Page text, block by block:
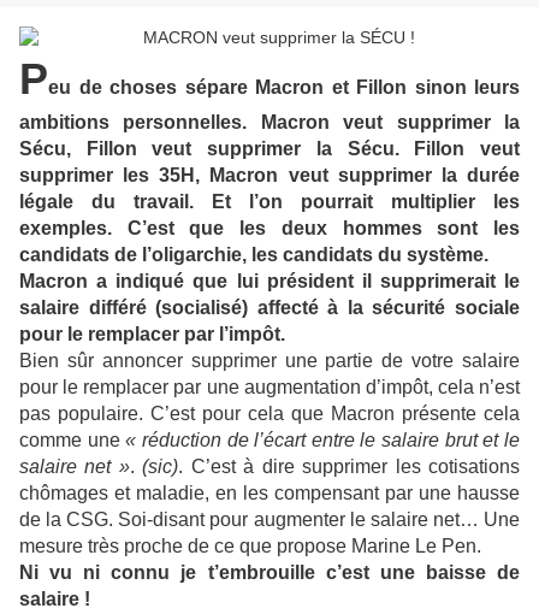
Peu de choses sépare Macron et Fillon sinon leurs
ambitions personnelles. Macron veut supprimer la
Sécu, Fillon veut supprimer la Sécu. Fillon veut
supprimer les 35H, Macron veut supprimer la durée
légale du travail. Et l’on pourrait multiplier les
exemples. C’est que les deux hommes sont les
candidats de l’oligarchie, les candidats du système.
Macron a indiqué que lui président il supprimerait le
salaire différé (socialisé) affecté à la sécurité sociale
pour le remplacer par l’impôt.
Bien sûr annoncer supprimer une partie de votre salaire
pour le remplacer par une augmentation d’impôt, cela n’est
pas populaire. C’est pour cela que Macron présente cela
comme une« réduction de l’écart entre le salaire brut et le
salaire net ».(sic). C’est à dire supprimer les cotisations
chômages et maladie, en les compensant par une hausse
de la CSG. Soi-disant pour augmenter le salaire net… Une
mesure très proche de ce que propose Marine Le Pen.
Ni vu ni connu je t’embrouille c’est une baisse de
salaire !